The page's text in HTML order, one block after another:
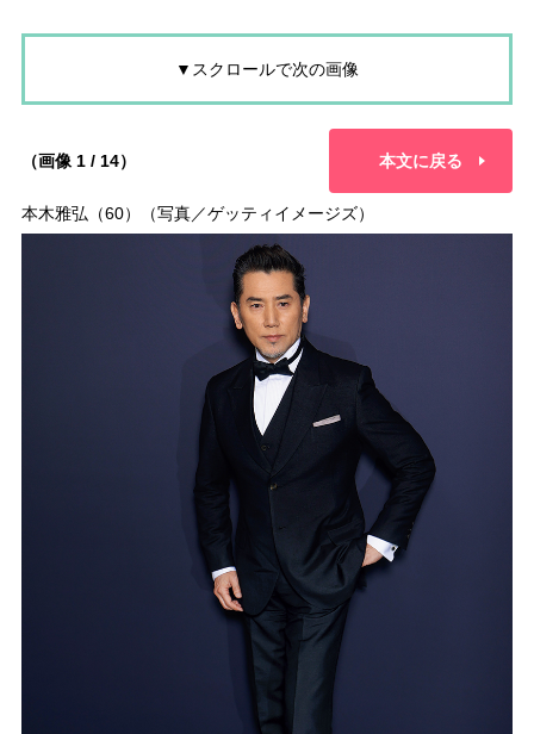
▼スクロールで次の画像
（画像 1 / 14） 本文に戻る
本木雅弘（60）（写真／ゲッティイメージズ）